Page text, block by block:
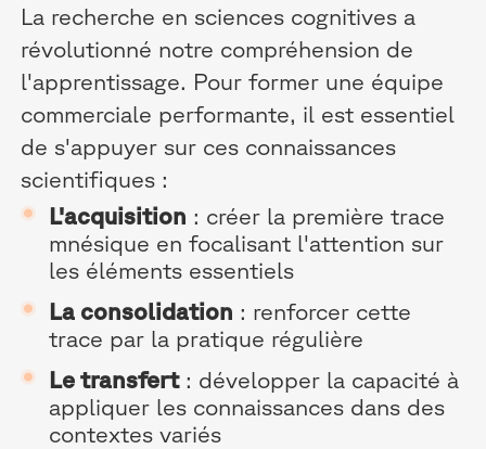
La recherche en sciences cognitives a
révolutionné notre compréhension de
l'apprentissage. Pour former une équipe
commerciale performante, il est essentiel
de s'appuyer sur ces connaissances
scientifiques :
L'acquisition : créer la première trace
mnésique en focalisant l'attention sur
les éléments essentiels
La consolidation : renforcer cette
trace par la pratique régulière
Le transfert: développer la capacité à
appliquer les connaissances dans des
contextes variés